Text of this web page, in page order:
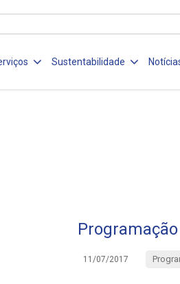
Sustentabilidade
11/07/2017